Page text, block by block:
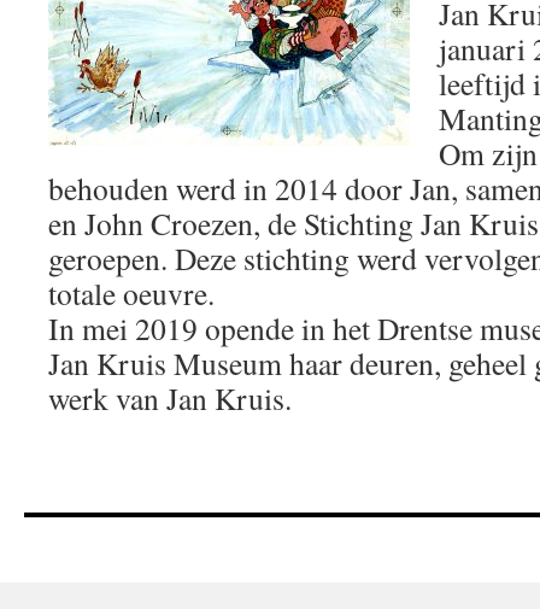
Jan
januari
leeftijd
Om
behouden werd in 2014 door Jan,
en John Croezen, de Stichting Jan
geroepen. Deze stichting werd
totale oeuvre.
In mei 2019 opende in het Drentse
Jan Kruis Museum haar deuren, geheel
werk van Jan Kruis.